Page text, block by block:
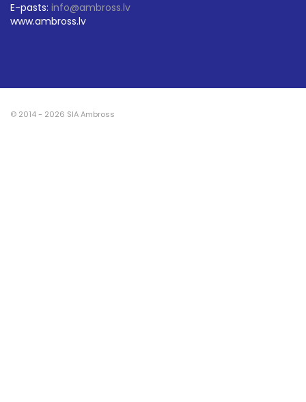
E-pasts: info@ambross.lv
www.ambross.lv
© 2014 - 2026 SIA Ambross